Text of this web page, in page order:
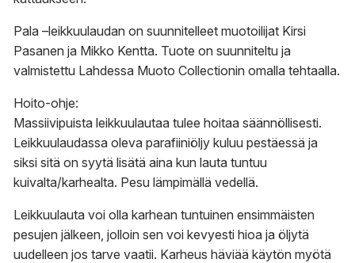
Pala –leikkuulaudan on suunnitelleet muotoilijat Kirsi
Pasanen ja Mikko Kentta. Tuote on suunniteltu ja
valmistettu Lahdessa Muoto Collectionin omalla tehtaalla.
Hoito-ohje:
Massiivipuista leikkuulautaa tulee hoitaa säännöllisesti.
Leikkuulaudassa oleva parafiiniöljy kuluu pestäessä ja
siksi sitä on syytä lisätä aina kun lauta tuntuu
kuivalta/karhealta. Pesu lämpimällä vedellä.
Leikkuulauta voi olla karhean tuntuinen ensimmäisten
pesujen jälkeen, jolloin sen voi kevyesti hioa ja öljytä
uudelleen jos tarve vaatii. Karheus häviää käytön myötä